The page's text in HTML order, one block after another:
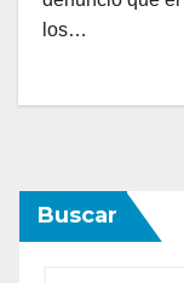
los…
Buscar